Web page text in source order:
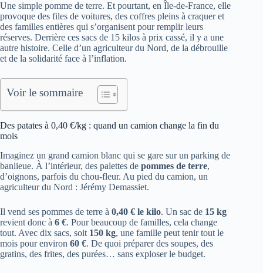
Une simple pomme de terre. Et pourtant, en Île-de-France, elle
provoque des files de voitures, des coffres pleins à craquer et
des familles entières qui s’organisent pour remplir leurs
réserves. Derrière ces sacs de 15 kilos à prix cassé, il y a une
autre histoire. Celle d’un agriculteur du Nord, de la débrouille
et de la solidarité face à l’inflation.
Voir le sommaire
Des patates à 0,40 €/kg : quand un camion change la fin du
mois
Imaginez un grand camion blanc qui se gare sur un parking de
banlieue. À l’intérieur, des palettes de pommes de terre,
d’oignons, parfois du chou-fleur. Au pied du camion, un
agriculteur du Nord : Jérémy Demassiet.
Il vend ses pommes de terre à 0,40 € le kilo. Un sac de 15 kg
revient donc à 6 €. Pour beaucoup de familles, cela change
tout. Avec dix sacs, soit 150 kg, une famille peut tenir tout le
mois pour environ 60 €. De quoi préparer des soupes, des
gratins, des frites, des purées… sans exploser le budget.